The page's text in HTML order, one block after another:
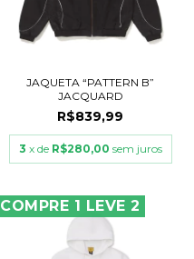
JAQUETA “PATTERN B”
JACQUARD
R$839,99
3 x de R$280,00 sem juros
COMPRE 1 LEVE 2